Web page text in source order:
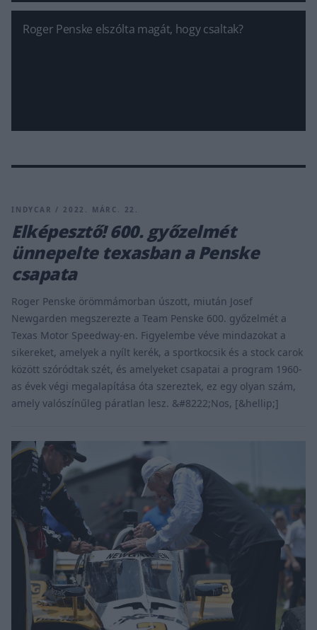
Roger Penske elszólta magát, hogy csaltak?
INDYCAR / 2022. MÁRC. 22.
Elképesztő! 600. győzelmét
ünnepelte texasban a Penske
csapata
Roger Penske örömmámorban úszott, miután Josef
Newgarden megszerezte a Team Penske 600. győzelmét a
Texas Motor Speedway-en. Figyelembe véve mindazokat a
sikereket, amelyek a nyílt kerék, a sportkocsik és a stock carok
között szóródtak szét, és amelyeket csapatai a program 1960-
as évek végi megalapítása óta szereztek, ez egy olyan szám,
amely valószínűleg páratlan lesz. &#8222;Nos, [&hellip;]